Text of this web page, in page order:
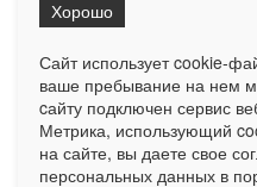
на Сетевое издание
Ограниченная статистика
Liveinternet.ru . Подробная
у менеджера.
Сайт использует cookie-
ваше пребывание на нем
cайту подключен сервис
Метрика, использующий
на сайте, вы даете свое
персональных данных в
Хорошо